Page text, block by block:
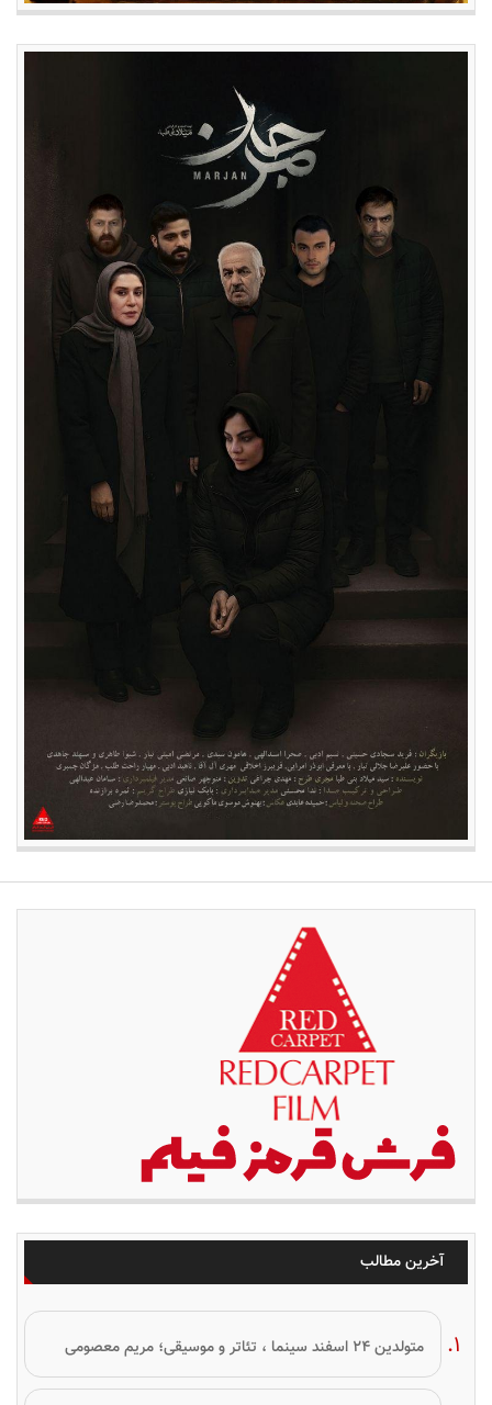
آخرین مطالب
متولدین ۲۴ اسفند سینما ، تئاتر و موسیقی؛ مریم معصومی